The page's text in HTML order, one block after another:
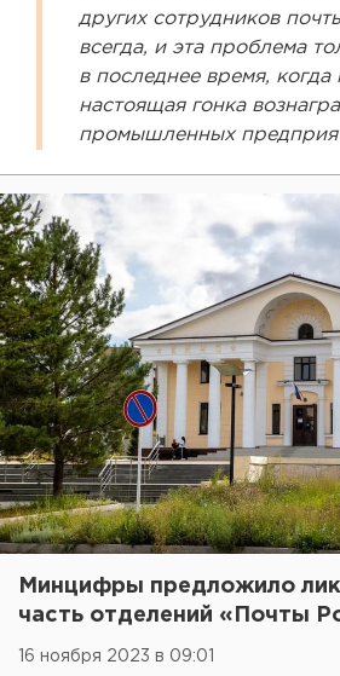
других сотрудников
всегда, и эта проблема
в последнее время, когда
настоящая гонка
промышленных
Минцифры предложило
часть отделений «Почты
16 ноября 2023 в 09:01